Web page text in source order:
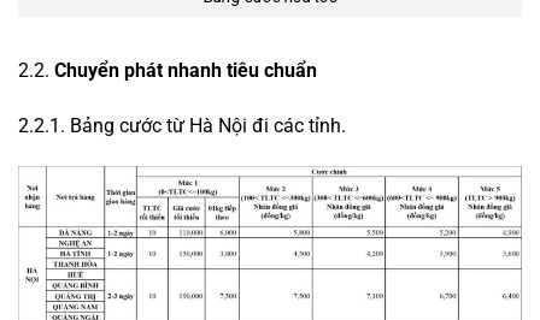
2.2. Chuyển phát nhanh tiêu chuẩn
2.2.1. Bảng cước từ Hà Nội đi các tỉnh.